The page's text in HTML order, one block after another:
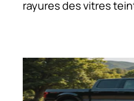
rayures des vitres